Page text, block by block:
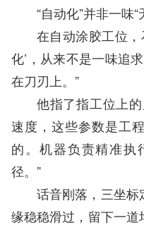
“自动化”并非一味“
在自动涂胶工位，
化’，从来不是一味追
在刀刃上。”
他指了指工位上的
速度，这些参数是工
的。机器负责精准执
径。”
话音刚落，三坐标
缘稳稳滑过，留下一